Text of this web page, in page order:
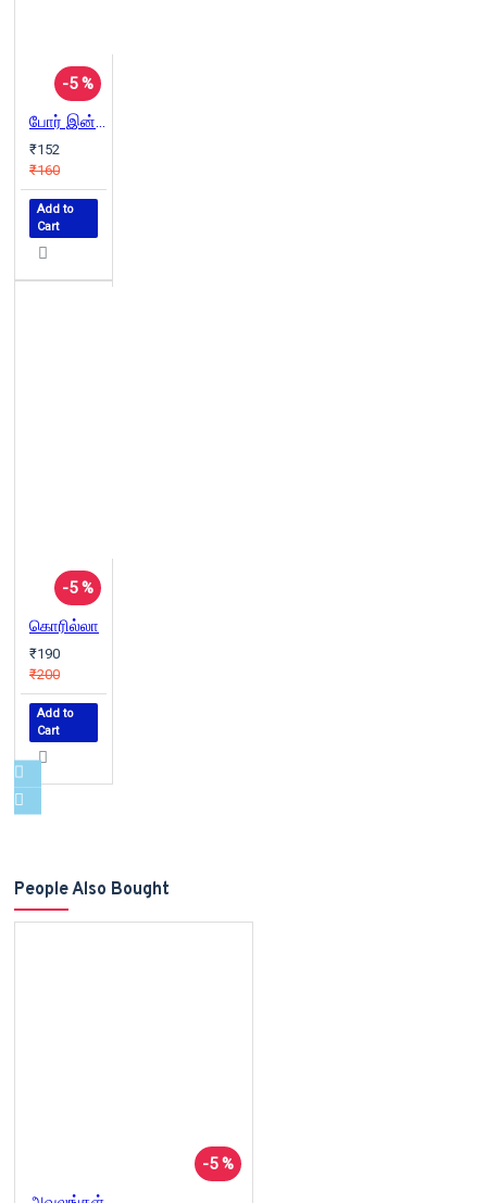
-5 %
போர் இன்னும் ஓயவில்லை
₹152
₹160
Add to
Cart
-5 %
கொரில்லா
₹190
₹200
Add to
Cart
People Also Bought
-5 %